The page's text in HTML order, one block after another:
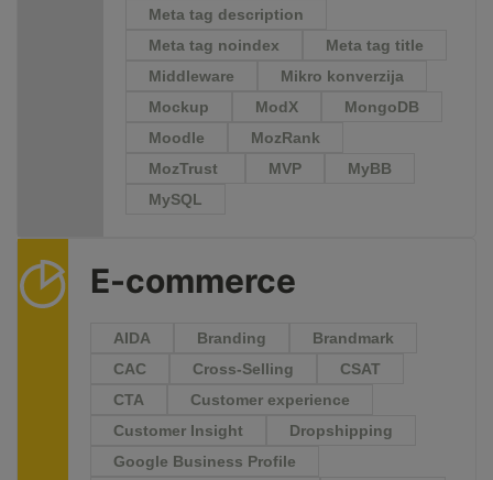
Meta tag description
Meta tag noindex
Meta tag title
Middleware
Mikro konverzija
Mockup
ModX
MongoDB
Moodle
MozRank
MozTrust
MVP
MyBB
MySQL
E-commerce
AIDA Branding
Brandmark
CAC
Cross-Selling
CSAT
CTA
Customer experience
Customer Insight
Dropshipping
Google Business Profile